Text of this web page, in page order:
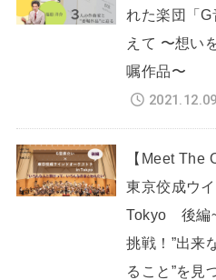
れた楽団「
えて 〜想い
嘱作品〜
2021.12.09
【Meet The
東京佼成ウ
Tokyo 後編~
挑戦！”出来
ること”を見